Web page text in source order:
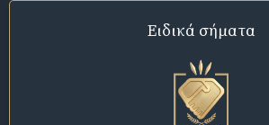
Ειδικά σήματα